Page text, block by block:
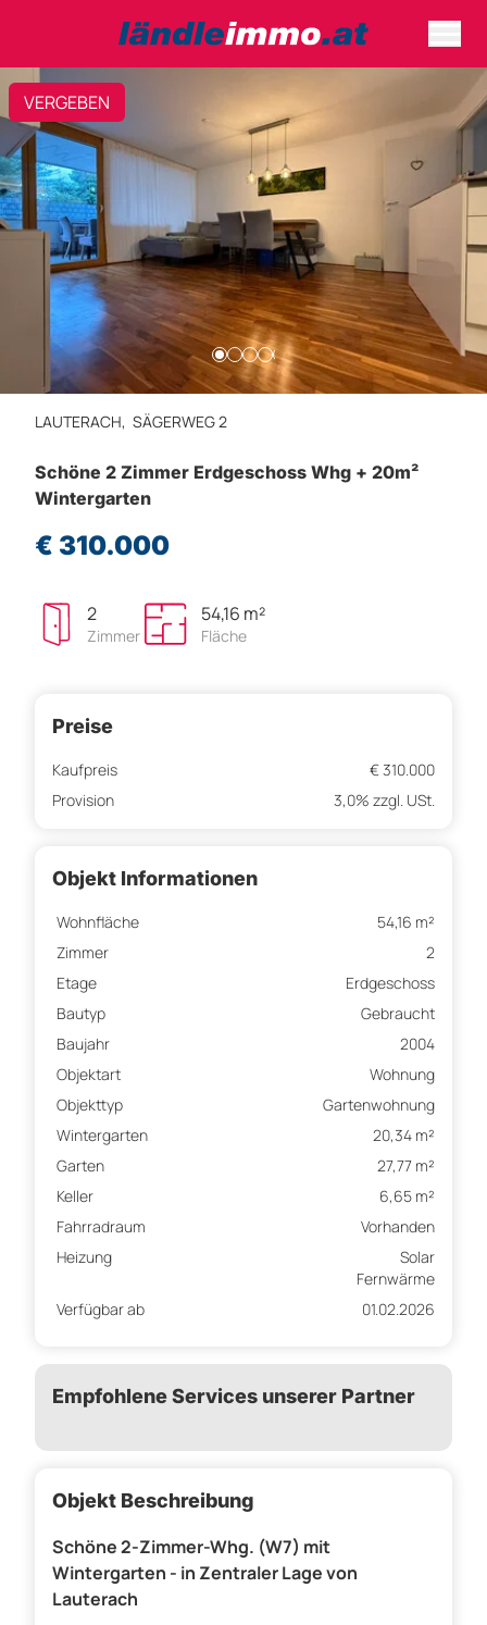
VERGEBEN
LAUTERACH, SÄGERWEG 2
Schöne 2 Zimmer Erdgeschoss Whg + 20m²
Wintergarten
€ 310.000
2
Zimmer
54,16 m²
Fläche
Preise
Kaufpreis
€ 310.000
Provision
3,0% zzgl. USt.
Objekt Informationen
Wohnfläche
54,16 m²
Zimmer
2
Etage
Erdgeschoss
Bautyp
Gebraucht
Baujahr
2004
Objektart
Wohnung
Objekttyp
Gartenwohnung
Wintergarten
20,34 m²
Garten
27,77 m²
Keller
6,65 m²
Fahrradraum
Vorhanden
Heizung
Solar
Fernwärme
Verfügbar ab
01.02.2026
Empfohlene Services unserer Partner
Objekt Beschreibung
Schöne 2-Zimmer-Whg. (W7) mit
Wintergarten - in Zentraler Lage von
Lauterach